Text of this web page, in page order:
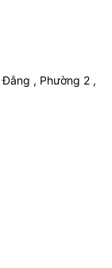
, Phường 2 ,